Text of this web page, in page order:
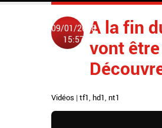
09/01/2018
15:57
A la fin
vont
Vidéos | tf1, hd1, nt1